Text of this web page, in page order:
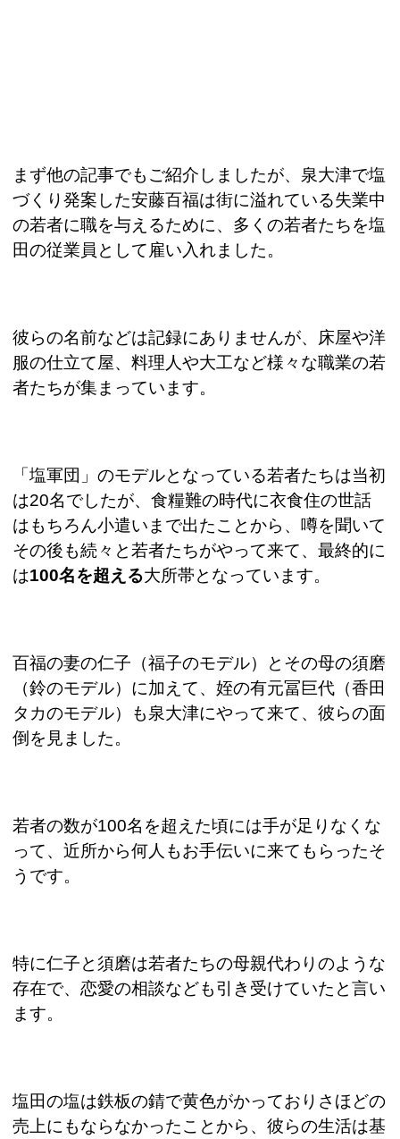
まず他の記事でもご紹介しましたが、泉大津で塩
づくり発案した安藤百福は街に溢れている失業中
の若者に職を与えるために、多くの若者たちを塩
田の従業員として雇い入れました。
彼らの名前などは記録にありませんが、床屋や洋
服の仕立て屋、料理人や大工など様々な職業の若
者たちが集まっています。
「塩軍団」のモデルとなっている若者たちは当初
は20名でしたが、食糧難の時代に衣食住の世話
はもちろん小遣いまで出たことから、噂を聞いて
その後も続々と若者たちがやって来て、最終的に
は100名を超える大所帯となっています。
百福の妻の仁子（福子のモデル）とその母の須磨
（鈴のモデル）に加えて、姪の有元冨巨代（香田
タカのモデル）も泉大津にやって来て、彼らの面
倒を見ました。
若者の数が100名を超えた頃には手が足りなくな
って、近所から何人もお手伝いに来てもらったそ
うです。
特に仁子と須磨は若者たちの母親代わりのような
存在で、恋愛の相談なども引き受けていたと言い
ます。
塩田の塩は鉄板の錆で黄色がかっておりさほどの
売上にもならなかったことから、彼らの生活は基